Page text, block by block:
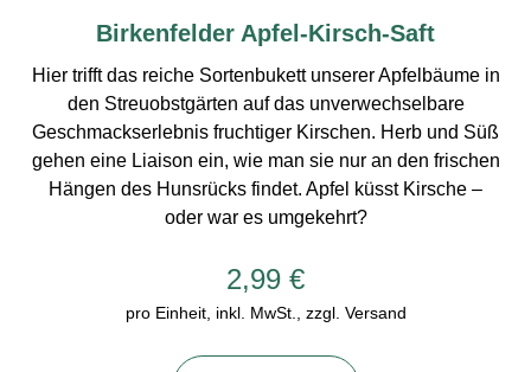
Birkenfelder Apfel-Kirsch-Saft
Hier trifft das reiche Sortenbukett unserer Apfelbäume in
den Streuobstgärten auf das unverwechselbare
Geschmackserlebnis fruchtiger Kirschen. Herb und Süß
gehen eine Liaison ein, wie man sie nur an den frischen
Hängen des Hunsrücks findet. Apfel küsst Kirsche –
oder war es umgekehrt?
2,99 €
pro Einheit, inkl. MwSt., zzgl. Versand